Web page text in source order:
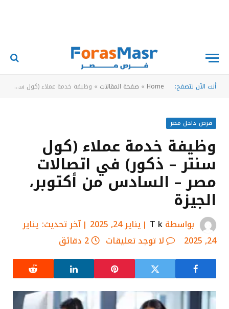
أنت الآن تتصفح: Home
» صفحة المقالات » وظيفة خدمة عملاء (كول سنتر – ذكور) في اتصالات مصر – السادس من أكتوبر، الجيزة
فرص داخل مصر
وظيفة خدمة عملاء (كول
سنتر – ذكور) في اتصالات
مصر – السادس من أكتوبر،
الجيزة
بواسطةT k يناير 24, 2025 آخر تحديث: يناير
24, 2025
لا توجد تعليقات 2 دقائق